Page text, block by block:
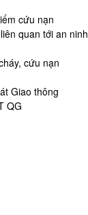
cứu nạn
quan tới an ninh
cứu nạn
Giao thông
QG